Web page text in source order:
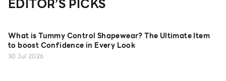
EDITOR’S PICKS
What is Tummy Control Shapewear? The Ultimate Item
to boost Confidence in Every Look
30 Jul 2026